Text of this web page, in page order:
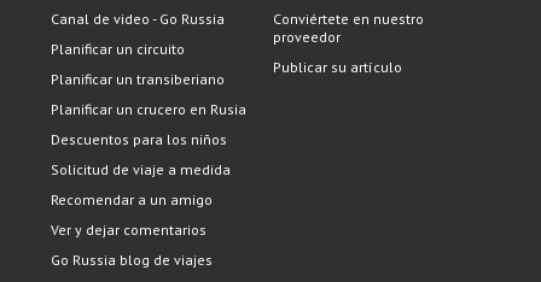
Canal de video - Go Russia
Planificar un circuito
Planificar un transiberiano
Planificar un crucero en Rusia
Descuentos para los niños
Solicitud de viaje a medida
Recomendar a un amigo
Ver y dejar comentarios
Go Russia blog de viajes
Conviértete en nuestro
proveedor
Publicar su artículo